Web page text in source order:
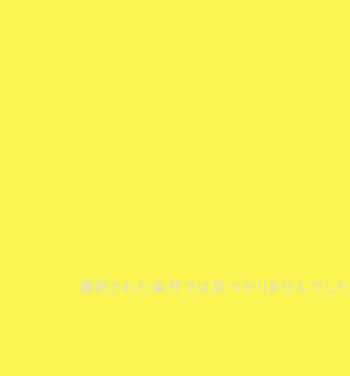
選択された条件では見つかりませんでした